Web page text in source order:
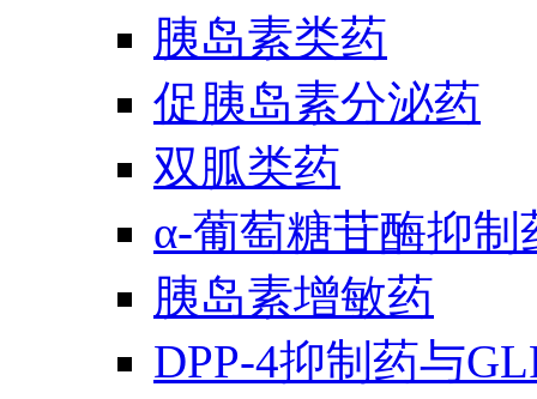
胰岛素类药
促胰岛素分泌药
双胍类药
α-葡萄糖苷酶抑制
胰岛素增敏药
DPP-4抑制药与